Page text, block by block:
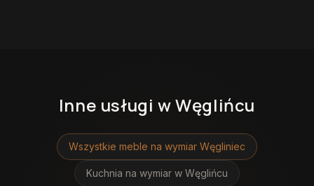
Inne usługiw Węglińcu
Wszystkie meble na wymiar Węgliniec
Kuchnia na wymiar w Węglińcu